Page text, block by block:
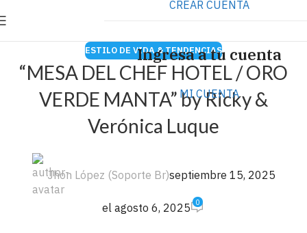
CREAR CUENTA
Ingresa a tu cuenta
MI CUENTA
ESTILO DE VIDA & TENDENCIAS
“MESA DEL CHEF HOTEL / ORO
VERDE MANTA” by Ricky &
Verónica Luque
Jhon López (Soporte Br)septiembre 15, 2025
el agosto 6, 2025 0
VER MÁS→